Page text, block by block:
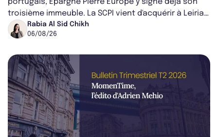
troisième immeuble. La SCPI vient d'acquérir à Leiria,
dans le centre du pays, un établis...
Rabia Al Sid Chikh
06/08/26